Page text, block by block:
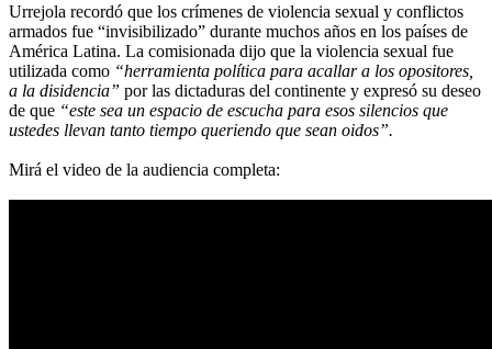
Urrejola recordó que los crímenes de violencia sexual y conflictos
armados fue “invisibilizado” durante muchos años en los países de
América Latina. La comisionada dijo que la violencia sexual fue
utilizada como “herramienta política para acallar a los opositores,
a la disidencia” por las dictaduras del continente y expresó su deseo
de que “este sea un espacio de escucha para esos silencios que
ustedes llevan tanto tiempo queriendo que sean oidos”.
Mirá el video de la audiencia completa: